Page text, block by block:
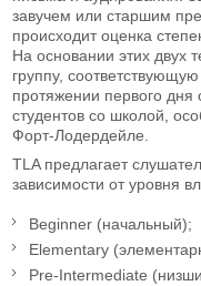
завучем или старшим
происходит оценка
На основании этих двух
группу,
протяжении первого дня
студентов со школой,
Форт-Лодердейле.
TLA предлагает
зависимости от уровня
Beginner (начальный);
Elementary
Pre-Intermediate